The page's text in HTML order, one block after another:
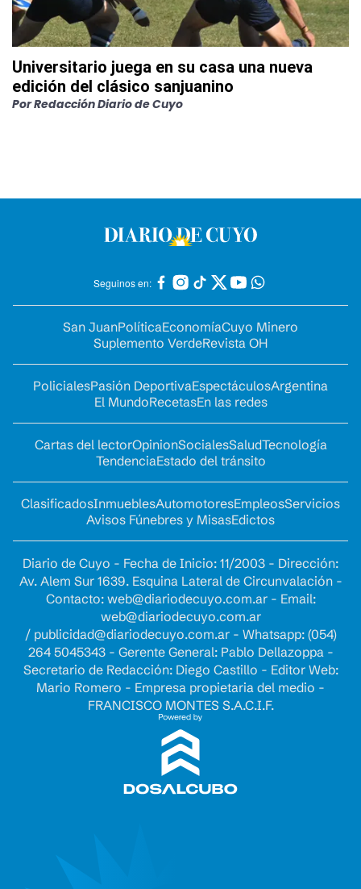
Universitario juega en su casa una nueva
edición del clásico sanjuanino
PorRedacción Diario de Cuyo
Seguinos en:
San JuanPolíticaEconomíaCuyo Minero
Suplemento VerdeRevista OH
PolicialesPasión DeportivaEspectáculosArgentina
El MundoRecetasEn las redes
Cartas del lectorOpinionSocialesSaludTecnología
TendenciaEstado del tránsito
ClasificadosInmueblesAutomotoresEmpleosServicios
Avisos Fúnebres y MisasEdictos
Diario de Cuyo - Fecha de Inicio: 11/2003 - Dirección:
Av. Alem Sur 1639. Esquina Lateral de Circunvalación -
Contacto: web@diariodecuyo.com.ar- Email:
web@diariodecuyo.com.ar
/ publicidad@diariodecuyo.com.ar- Whatsapp: (054)
264 5045343 - Gerente General: Pablo Dellazoppa -
Secretario de Redacción: Diego Castillo - Editor Web:
Mario Romero - Empresa propietaria del medio -
FRANCISCO MONTES S.A.C.I.F.